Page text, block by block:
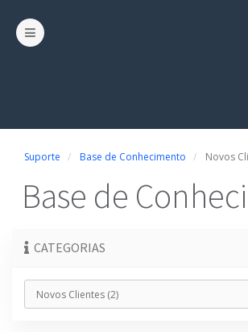
Suporte Base de Conhecimento Novos
Base de
CATEGORIAS